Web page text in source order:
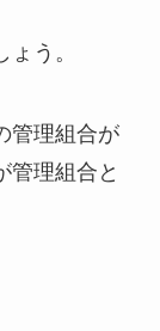
う。
管理組合が
管理組合と